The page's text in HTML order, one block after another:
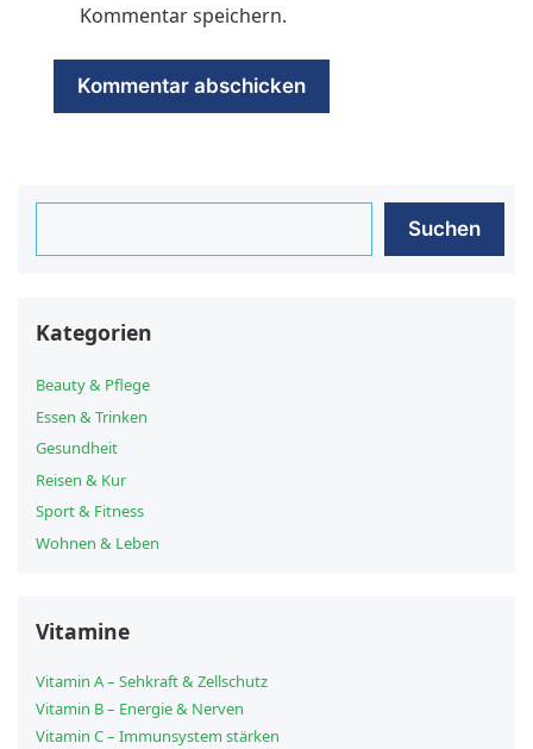
Kommentar speichern.
Suchen
Kategorien
Beauty & Pflege
Essen & Trinken
Gesundheit
Reisen & Kur
Sport & Fitness
Wohnen & Leben
Vitamine
Vitamin A – Sehkraft & Zellschutz
Vitamin B – Energie & Nerven
Vitamin C – Immunsystem stärken